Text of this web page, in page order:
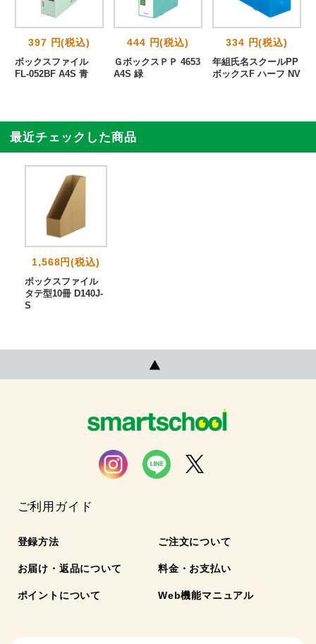
397 円(税込)
ボックスファイル
FL-052BF A4S 青
444 円(税込)
ＧボックスＰＰ 4653
A4S 緑
334 円(税込)
年組氏名スクールPP
ボックスF ハーフ NV
最近チェックした商品
1,568円(税込)
ボックスファイル
タテ型10冊 D140J-
S
ご利用ガイド
登録方法 ご注文について
お届け・返品について 料金・お支払い
ポイントについて Web機能マニュアル